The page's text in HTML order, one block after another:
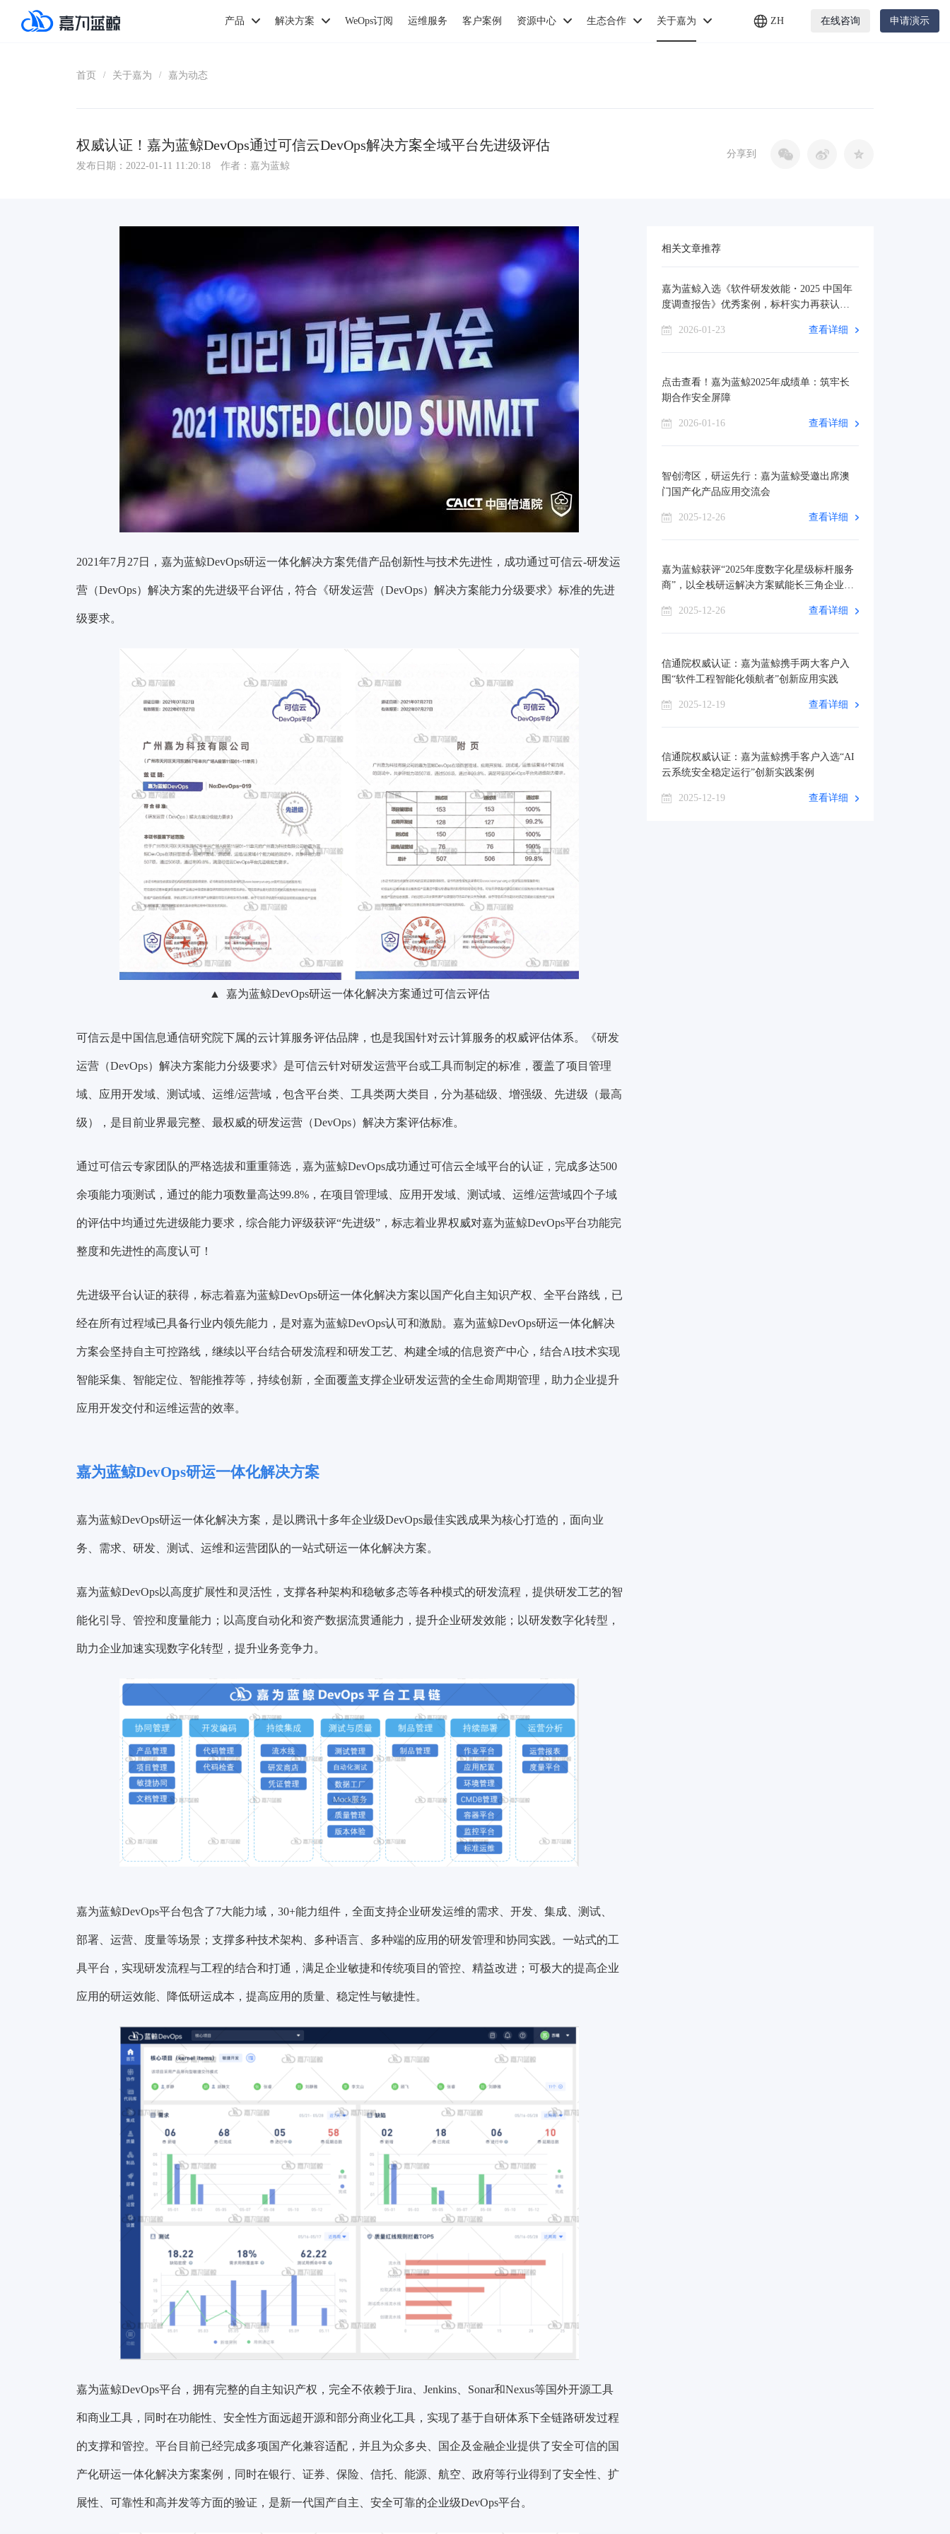
产品 解决方案 WeOps订阅 运维服务 客户案例 资源中心 生态合作 关于嘉为 ZH 在线咨询 申请演示
首页 / 关于嘉为 / 嘉为动态
权威认证！嘉为蓝鲸DevOps通过可信云DevOps解决方案全域平台先进级评估
发布日期：2022-01-11 11:20:18 作者：嘉为蓝鲸
分享到
2021年7月27日，嘉为蓝鲸DevOps研运一体化解决方案凭借产品创新性与技术先进性，成功通过可信云-研发运
营（DevOps）解决方案的先进级平台评估，符合《研发运营（DevOps）解决方案能力分级要求》标准的先进
级要求。
▲ 嘉为蓝鲸DevOps研运一体化解决方案通过可信云评估
可信云是中国信息通信研究院下属的云计算服务评估品牌，也是我国针对云计算服务的权威评估体系。《研发
运营（DevOps）解决方案能力分级要求》是可信云针对研发运营平台或工具而制定的标准，覆盖了项目管理
域、应用开发域、测试域、运维/运营域，包含平台类、工具类两大类目，分为基础级、增强级、先进级（最高
级），是目前业界最完整、最权威的研发运营（DevOps）解决方案评估标准。
通过可信云专家团队的严格选拔和重重筛选，嘉为蓝鲸DevOps成功通过可信云全域平台的认证，完成多达500
余项能力项测试，通过的能力项数量高达99.8%，在项目管理域、应用开发域、测试域、运维/运营域四个子域
的评估中均通过先进级能力要求，综合能力评级获评“先进级”，标志着业界权威对嘉为蓝鲸DevOps平台功能完
整度和先进性的高度认可！
先进级平台认证的获得，标志着嘉为蓝鲸DevOps研运一体化解决方案以国产化自主知识产权、全平台路线，已
经在所有过程域已具备行业内领先能力，是对嘉为蓝鲸DevOps认可和激励。嘉为蓝鲸DevOps研运一体化解决
方案会坚持自主可控路线，继续以平台结合研发流程和研发工艺、构建全域的信息资产中心，结合AI技术实现
智能采集、智能定位、智能推荐等，持续创新，全面覆盖支撑企业研发运营的全生命周期管理，助力企业提升
应用开发交付和运维运营的效率。
嘉为蓝鲸DevOps研运一体化解决方案
嘉为蓝鲸DevOps研运一体化解决方案，是以腾讯十多年企业级DevOps最佳实践成果为核心打造的，面向业
务、需求、研发、测试、运维和运营团队的一站式研运一体化解决方案。
嘉为蓝鲸DevOps以高度扩展性和灵活性，支撑各种架构和稳敏多态等各种模式的研发流程，提供研发工艺的智
能化引导、管控和度量能力；以高度自动化和资产数据流贯通能力，提升企业研发效能；以研发数字化转型，
助力企业加速实现数字化转型，提升业务竞争力。
嘉为蓝鲸DevOps平台包含了7大能力域，30+能力组件，全面支持企业研发运维的需求、开发、集成、测试、
部署、运营、度量等场景；支撑多种技术架构、多种语言、多种端的应用的研发管理和协同实践。一站式的工
具平台，实现研发流程与工程的结合和打通，满足企业敏捷和传统项目的管控、精益改进；可极大的提高企业
应用的研运效能、降低研运成本，提高应用的质量、稳定性与敏捷性。
嘉为蓝鲸DevOps平台，拥有完整的自主知识产权，完全不依赖于Jira、Jenkins、Sonar和Nexus等国外开源工具
和商业工具，同时在功能性、安全性方面远超开源和部分商业化工具，实现了基于自研体系下全链路研发过程
的支撑和管控。平台目前已经完成多项国产化兼容适配，并且为众多央、国企及金融企业提供了安全可信的国
产化研运一体化解决方案案例，同时在银行、证券、保险、信托、能源、航空、政府等行业得到了安全性、扩
展性、可靠性和高并发等方面的验证，是新一代国产自主、安全可靠的企业级DevOps平台。
相关文章推荐
嘉为蓝鲸入选《软件研发效能・2025 中国年
度调查报告》优秀案例，标杆实力再获认
2026-01-23
查看详细
点击查看！嘉为蓝鲸2025年成绩单：筑牢长
期合作安全屏障
2026-01-16 查看详细
智创湾区，研运先行：嘉为蓝鲸受邀出席澳
门国产化产品应用交流会
2025-12-26 查看详细
嘉为蓝鲸获评“2025年度数字化星级标杆服务
商”，以全栈研运解决方案赋能长三角企业数
2025-12-26
查看详细
信通院权威认证：嘉为蓝鲸携手两大客户入
围“软件工程智能化领航者”创新应用实践
2025-12-19 查看详细
信通院权威认证：嘉为蓝鲸携手客户入选“AI
云系统安全稳定运行”创新实践案例
2025-12-19 查看详细